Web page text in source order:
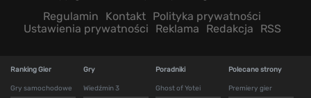
Regulamin Kontakt Polityka prywatności
Ustawienia prywatności
Reklama Redakcja RSS
Ranking Gier
Gry samochodowe
Gry
Wiedźmin 3
Poradniki
Ghost of Yotei
Polecane strony
Premiery gier